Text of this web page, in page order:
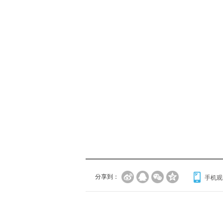
分享到： 手机